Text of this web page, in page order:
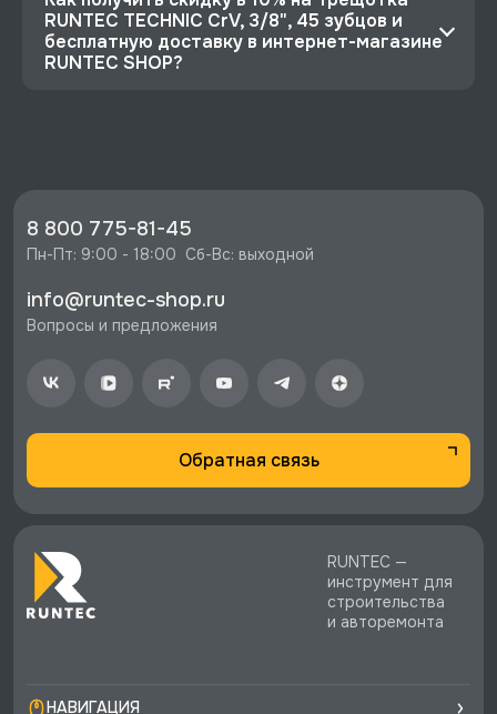
RUNTEC TECHNIC CrV, 3/8", 45 зубцов и
бесплатную доставку в интернет-магазине
RUNTEC SHOP?
⚡️ Бесплатная доставка в Москве, Санкт-
Петербурге и по РФ, если она меньше 10%
♥️ Наличие товаров, Программа лояльности,
8 800 775-81-45
Пн-Пт: 9:00 - 18:00  Сб-Вс: выходной
info@runtec-shop.ru
Вопросы и предложения
Обратная связь
RUNTEC —
инструмент для
строительства
и авторемонта
НАВИГАЦИЯ